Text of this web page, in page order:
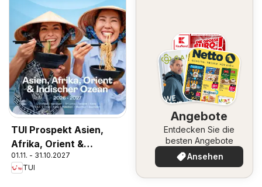
TUI Prospekt Asien,
Afrika, Orient &
Indischer Ozean
2026/27
01.11. - 31.10.2027
TUI
Angebote
Entdecken Sie die
besten Angebote
Ansehen